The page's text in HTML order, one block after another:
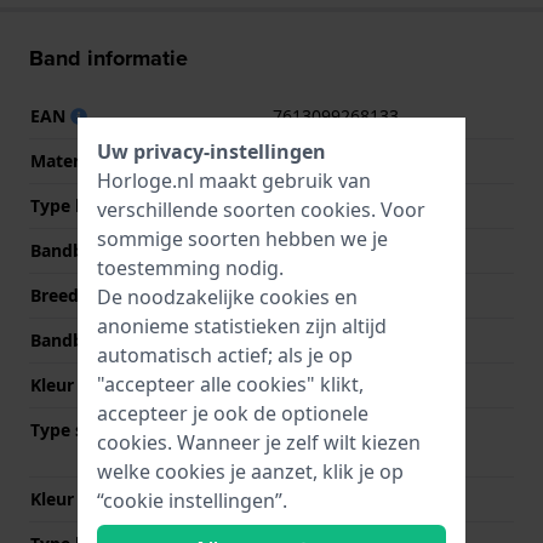
Band informatie
EAN
7613099268133
Materiaal Band
Roestvrij staal
Type band
Massieve schakelband
Bandbreedte
13 mm
Breedte bandaanzet
13 mm
Bandbreedte bij sluiting
12 mm
Kleur Band
Goud
Type sluiting
Vlindersluiting met
drukknoppen
Kleur sluiting
Goud
Uw privacy-instellingen
Horloge.nl maakt gebruik van
verschillende soorten cookies. Voor
sommige soorten hebben we je
toestemming nodig.
De noodzakelijke cookies en
anonieme statistieken zijn altijd
automatisch actief; als je op
"accepteer alle cookies" klikt,
accepteer je ook de optionele
cookies. Wanneer je zelf wilt kiezen
welke cookies je aanzet, klik je op
“cookie instellingen”.